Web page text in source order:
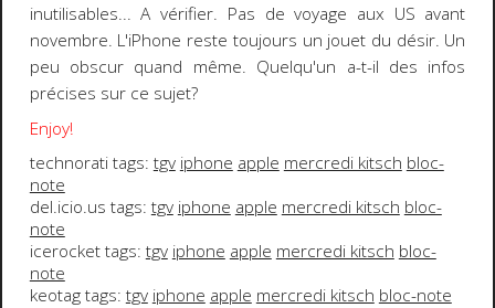
inutilisables... A vérifier. Pas de voyage aux US avant
novembre. L'iPhone reste toujours un jouet du désir. Un
peu obscur quand même. Quelqu'un a-t-il des infos
précises sur ce sujet?
Enjoy!
technorati tags: tgv iphone apple mercredi kitsch bloc-
note
del.icio.us tags: tgv iphone apple mercredi kitsch bloc-
note
icerocket tags: tgv iphone apple mercredi kitsch bloc-
note
keotag tags: tgv iphone apple mercredi kitsch bloc-note